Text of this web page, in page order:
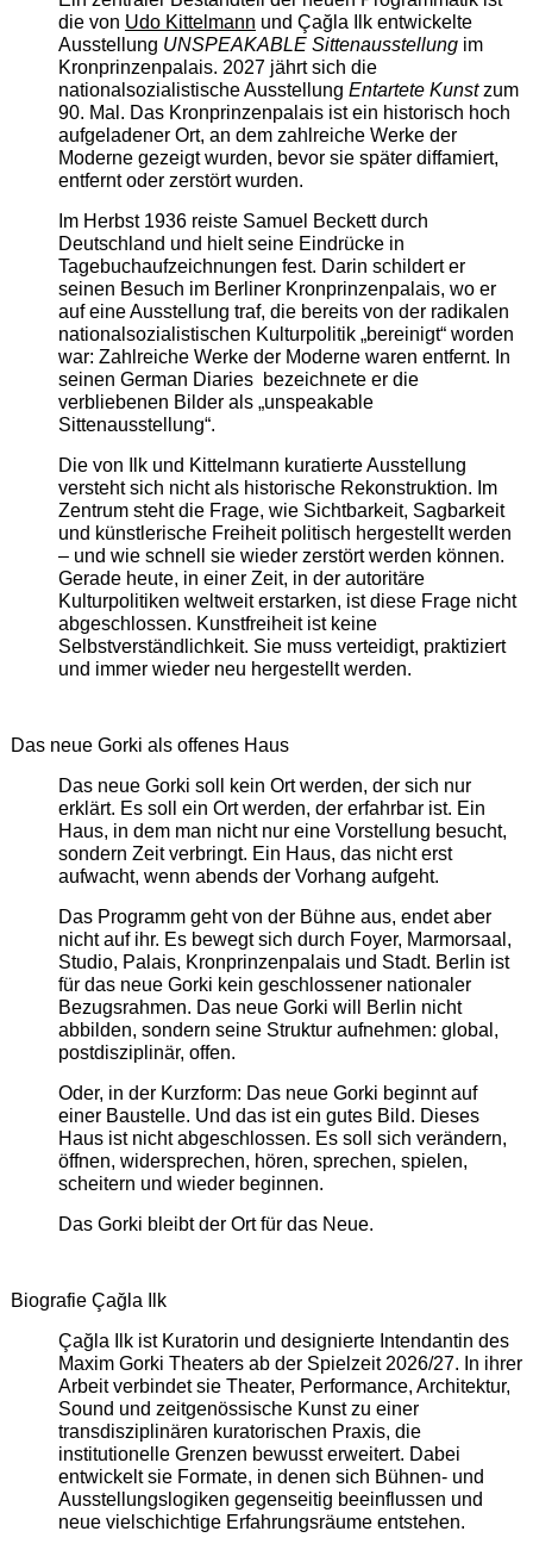
die von Udo Kittelmann und Çağla Ilk entwickelte
Ausstellung UNSPEAKABLE Sittenausstellungim
Kronprinzenpalais. 2027 jährt sich die
nationalsozialistische Ausstellung Entartete Kunstzum
90. Mal. Das Kronprinzenpalais ist ein historisch hoch
aufgeladener Ort, an dem zahlreiche Werke der
Moderne gezeigt wurden, bevor sie später diffamiert,
entfernt oder zerstört wurden.
Im Herbst 1936 reiste Samuel Beckett durch
Deutschland und hielt seine Eindrücke in
Tagebuchaufzeichnungen fest. Darin schildert er
seinen Besuch im Berliner Kronprinzenpalais, wo er
auf eine Ausstellung traf, die bereits von der radikalen
nationalsozialistischen Kulturpolitik „bereinigt“ worden
war: Zahlreiche Werke der Moderne waren entfernt. In
seinen German Diaries bezeichnete er die
verbliebenen Bilder als „unspeakable
Sittenausstellung“.
Die von Ilk und Kittelmann kuratierte Ausstellung
versteht sich nicht als historische Rekonstruktion. Im
Zentrum steht die Frage, wie Sichtbarkeit, Sagbarkeit
und künstlerische Freiheit politisch hergestellt werden
– und wie schnell sie wieder zerstört werden können.
Gerade heute, in einer Zeit, in der autoritäre
Kulturpolitiken weltweit erstarken, ist diese Frage nicht
abgeschlossen. Kunstfreiheit ist keine
Selbstverständlichkeit. Sie muss verteidigt, praktiziert
und immer wieder neu hergestellt werden.
Das neue Gorki als offenes Haus
Das neue Gorki soll kein Ort werden, der sich nur
erklärt. Es soll ein Ort werden, der erfahrbar ist. Ein
Haus, in dem man nicht nur eine Vorstellung besucht,
sondern Zeit verbringt. Ein Haus, das nicht erst
aufwacht, wenn abends der Vorhang aufgeht.
Das Programm geht von der Bühne aus, endet aber
nicht auf ihr. Es bewegt sich durch Foyer, Marmorsaal,
Studio, Palais, Kronprinzenpalais und Stadt. Berlin ist
für das neue Gorki kein geschlossener nationaler
Bezugsrahmen. Das neue Gorki will Berlin nicht
abbilden, sondern seine Struktur aufnehmen: global,
postdisziplinär, offen.
Oder, in der Kurzform: Das neue Gorki beginnt auf
einer Baustelle. Und das ist ein gutes Bild. Dieses
Haus ist nicht abgeschlossen. Es soll sich verändern,
öffnen, widersprechen, hören, sprechen, spielen,
scheitern und wieder beginnen.
Das Gorki bleibt der Ort für das Neue.
Biografie Çağla Ilk
Çağla Ilk ist Kuratorin und designierte Intendantin des
Maxim Gorki Theaters ab der Spielzeit 2026/27. In ihrer
Arbeit verbindet sie Theater, Performance, Architektur,
Sound und zeitgenössische Kunst zu einer
transdisziplinären kuratorischen Praxis, die
institutionelle Grenzen bewusst erweitert. Dabei
entwickelt sie Formate, in denen sich Bühnen- und
Ausstellungslogiken gegenseitig beeinflussen und
neue vielschichtige Erfahrungsräume entstehen.